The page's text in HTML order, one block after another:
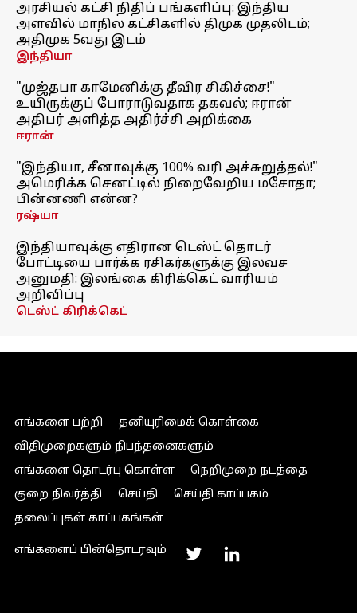
அரசியல் கட்சி நிதிப் பங்களிப்பு: இந்திய
அளவில் மாநில கட்சிகளில் திமுக முதலிடம்;
அதிமுக 5வது இடம்
இந்தியா
"முஜ்தபா காமேனிக்கு தீவிர சிகிச்சை!"
உயிருக்குப் போராடுவதாக தகவல்; ஈரான்
அதிபர் அளித்த அதிர்ச்சி அறிக்கை
ஈரான்
"இந்தியா, சீனாவுக்கு 100% வரி அச்சுறுத்தல்!"
அமெரிக்க செனட்டில் நிறைவேறிய மசோதா;
பின்னணி என்ன?
ரஷ்யா
இந்தியாவுக்கு எதிரான டெஸ்ட் தொடர்
போட்டியை பார்க்க ரசிகர்களுக்கு இலவச
அனுமதி: இலங்கை கிரிக்கெட் வாரியம்
அறிவிப்பு
டெஸ்ட் கிரிக்கெட்
எங்களை பற்றி
தனியுரிமைக் கொள்கை
விதிமுறைகளும் நிபந்தனைகளும்
எங்களை தொடர்பு கொள்ள
நெறிமுறை நடத்தை
குறை நிவர்த்தி
செய்தி
செய்தி காப்பகம்
தலைப்புகள் காப்பகங்கள்
எங்களைப் பின்தொடரவும்